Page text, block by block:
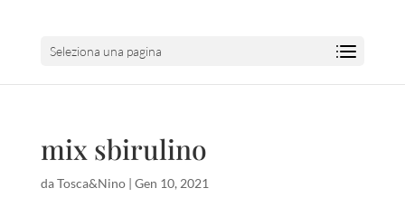
Seleziona una pagina
mix sbirulino
daTosca&Nino| Gen 10, 2021